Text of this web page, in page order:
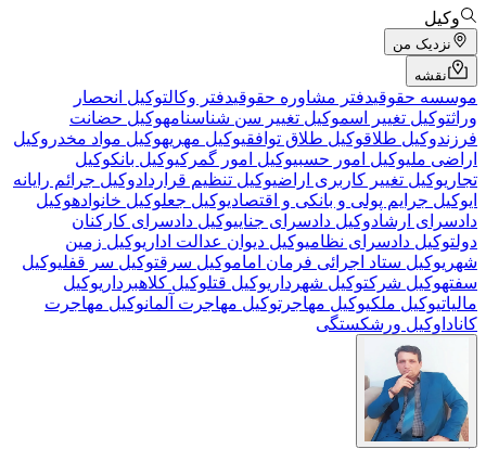
وکیل
نزدیک من
نقشه
موسسه حقوقیدفتر مشاوره حقوقیدفتر وکالتوکیل انحصار
وراثتوکیل تغییر اسموکیل تغییر سن شناسنامهوکیل حضانت
فرزندوکیل طلاقوکیل طلاق توافقیوکیل مهریهوکیل مواد مخدر وکیل
اراضی ملیوکیل امور حسبیوکیل امور گمرکیوکیل بانکوکیل
تجاریوکیل تغییر کاربری اراضیوکیل تنظیم قراردادوکیل جرائم رایانه
ایوکیل جرایم پولی و بانکی و اقتصادیوکیل جعلوکیل خانوادهوکیل
دادسرای ارشادوکیل دادسرای جناییوکیل دادسرای کارکنان
دولتوکیل دادسرای نظامیوکیل دیوان عدالت اداریوکیل زمین
شهریوکیل ستاد اجرائی فرمان اماموکیل سرقتوکیل سر قفلیوکیل
سفتهوکیل شرکتوکیل شهرداریوکیل قتلوکیل کلاهبرداریوکیل
مالیاتیوکیل ملکیوکیل مهاجرتوکیل مهاجرت آلمانوکیل مهاجرت
کانادا وکیل ورشکستگی